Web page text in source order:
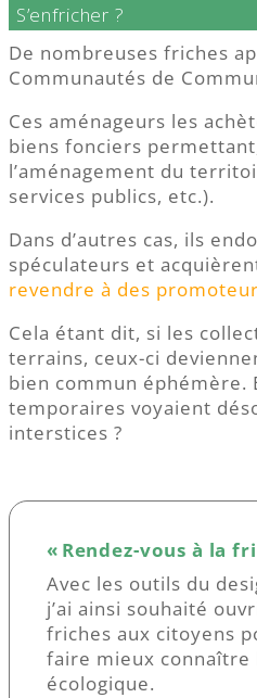
S’enfricher ?
De nombreuses friches
Communautés de
Ces aménageurs les
biens fonciers
l’aménagement du
services publics, etc.).
Dans d’autres cas, ils
spéculateurs et
revendre à des
Cela étant dit, si les
terrains, ceux-ci
bien commun éphémère.
temporaires voyaient
interstices ?
« Rendez-vous à la
Avec les outils du
j’ai ainsi souhaité
friches aux citoyens
faire mieux connaître
écologique.